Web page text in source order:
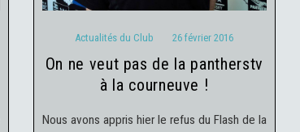
Actualités du Club 26 février 2016
on ne veut pas de la pantherstv
à la courneuve !
Nous avons appris hier le refus du Flash de la